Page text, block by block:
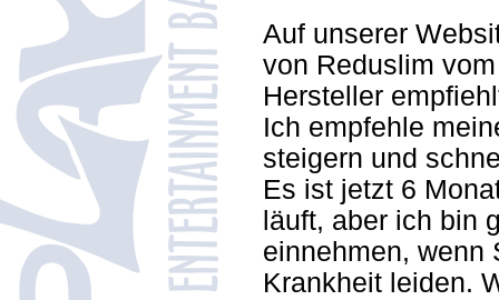
Auf unserer
von Reduslim
Hersteller
Ich empfehle
steigern und
Es ist jetzt 6
läuft, aber ich bin
einnehmen, wenn
Krankheit leiden.